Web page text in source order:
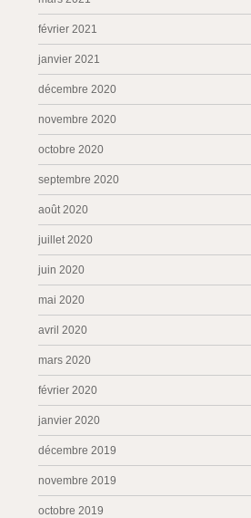
février 2021
janvier 2021
décembre 2020
novembre 2020
octobre 2020
septembre 2020
août 2020
juillet 2020
juin 2020
mai 2020
avril 2020
mars 2020
février 2020
janvier 2020
décembre 2019
novembre 2019
octobre 2019